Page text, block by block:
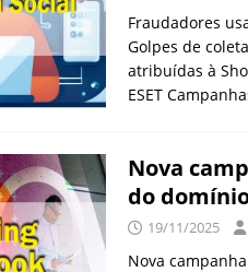
NOTÍCIAS
[ 06/08/2026 ] Sem
[ 06/08/2026 ]
IA eleva taxa
Fraudadores
Golpes de
atribuídas à
ESET
Nova
do
19/11/2025
Nova